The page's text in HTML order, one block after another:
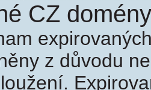
CZ
z důvodu